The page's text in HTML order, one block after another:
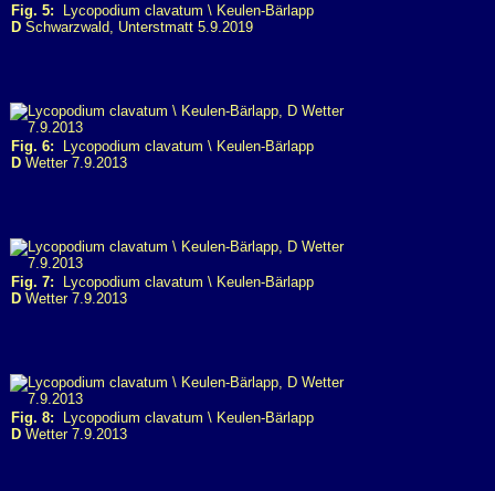
Fig. 5: Lycopodium clavatum \ Keulen-Bärlapp
D Schwarzwald, Unterstmatt 5.9.2019
Fig. 6: Lycopodium clavatum \ Keulen-Bärlapp
D Wetter 7.9.2013
Fig. 7: Lycopodium clavatum \ Keulen-Bärlapp
D Wetter 7.9.2013
Fig. 8: Lycopodium clavatum \ Keulen-Bärlapp
D Wetter 7.9.2013